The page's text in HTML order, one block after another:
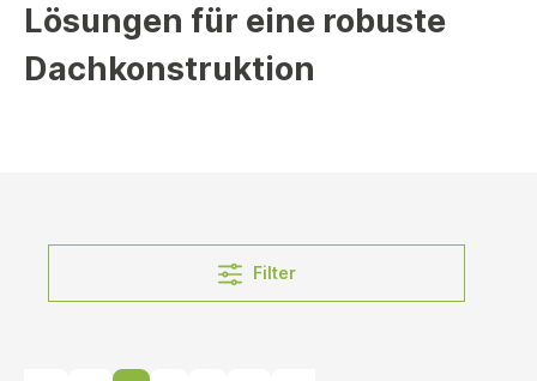
Lösungen für eine robuste
Dachkonstruktion
Filter